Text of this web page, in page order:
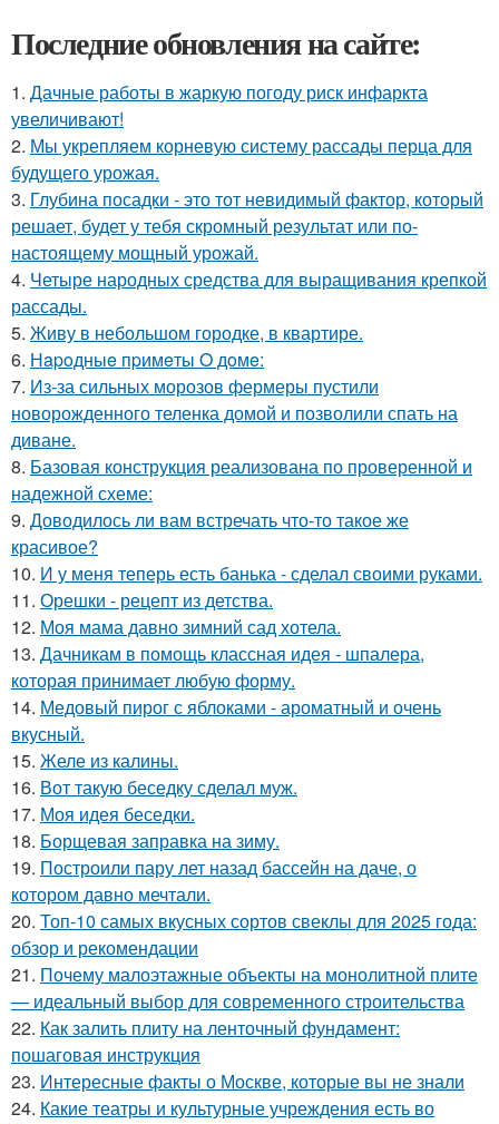
Последние обновления на сайте:
1. Дачные работы в жаркую погоду риск инфаркта
увеличивают!
2. Мы укрепляем корневую систему рассады перца для
будущего урожая.
3. Глубина посадки - это тот невидимый фактор, который
решает, будет у тебя скромный результат или по-
настоящему мощный урожай.
4. Четыре народных средства для выращивания крепкой
рассады.
5. Живу в небольшом городке, в квартире.
6. Нapoдныe пpимeты O дoмe:
7. Из-за сильных морозов фермеры пустили
новорожденного теленка домой и позволили спать на
диване.
8. Базовая конструкция реализована по проверенной и
надежной схеме:
9. Доводилось ли вам встречать что-то такое же
красивое?
10. И у меня теперь есть банька - сделал своими руками.
11. Орешки - рецепт из детства.
12. Моя мама давно зимний сад хотела.
13. Дачникам в помощь классная идея - шпалера,
которая принимает любую форму.
14. Медовый пирог с яблоками - ароматный и очень
вкусный.
15. Желе из калины.
16. Вот такую беседку сделал муж.
17. Моя идея беседки.
18. Борщевая заправка на зиму.
19. Построили пару лет назад бассейн на даче, о
котором давно мечтали.
20. Топ-10 самых вкусных сортов свеклы для 2025 года:
обзор и рекомендации
21. Почему малоэтажные объекты на монолитной плите
— идеальный выбор для современного строительства
22. Как залить плиту на ленточный фундамент:
пошаговая инструкция
23. Интересные факты о Москве, которые вы не знали
24. Какие театры и культурные учреждения есть во